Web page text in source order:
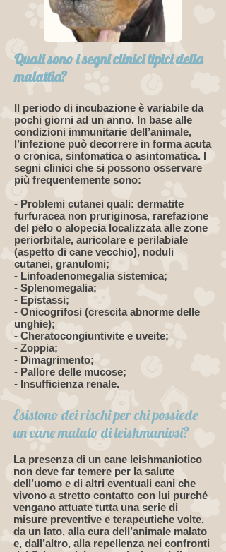
Quali sono i segni clinici tipici della
malattia?
Il periodo di incubazione è variabile da
pochi giorni ad un anno. In base alle
condizioni immunitarie dell’animale,
l’infezione può decorrere in forma acuta
o cronica, sintomatica o asintomatica. I
segni clinici che si possono osservare
più frequentemente sono:
- Problemi cutanei quali: dermatite
furfuracea non pruriginosa, rarefazione
del pelo o alopecia localizzata alle zone
periorbitale, auricolare e perilabiale
(aspetto di cane vecchio), noduli
cutanei, granulomi;
- Linfoadenomegalia sistemica;
- Splenomegalia;
- Epistassi;
- Onicogrifosi (crescita abnorme delle
unghie);
- Cheratocongiuntivite e uveite;
- Zoppia;
- Dimagrimento;
- Pallore delle mucose;
- Insufficienza renale.
Esistono dei rischi per chi possiede
un cane malato di leishmaniosi?
La presenza di un cane leishmaniotico
non deve far temere per la salute
dell’uomo e di altri eventuali cani che
vivono a stretto contatto con lui purché
vengano attuate tutta una serie di
misure preventive e terapeutiche volte,
da un lato, alla cura dell’animale malato
e, dall’altro, alla repellenza nei confronti